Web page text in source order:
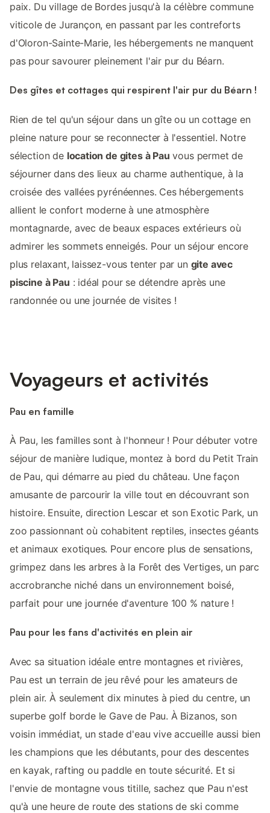
paix. Du village de Bordes jusqu'à la célèbre commune
viticole de Jurançon, en passant par les contreforts
d'Oloron-Sainte-Marie, les hébergements ne manquent
pas pour savourer pleinement l'air pur du Béarn.
Des gîtes et cottages qui respirent l'air pur du Béarn !
Rien de tel qu'un séjour dans un gîte ou un cottage en
pleine nature pour se reconnecter à l'essentiel. Notre
sélection de location de gites à Pau vous permet de
séjourner dans des lieux au charme authentique, à la
croisée des vallées pyrénéennes. Ces hébergements
allient le confort moderne à une atmosphère
montagnarde, avec de beaux espaces extérieurs où
admirer les sommets enneigés. Pour un séjour encore
plus relaxant, laissez-vous tenter par un gite avec
piscine à Pau : idéal pour se détendre après une
randonnée ou une journée de visites !
Voyageurs et activités
Pau en famille
À Pau, les familles sont à l'honneur ! Pour débuter votre
séjour de manière ludique, montez à bord du Petit Train
de Pau, qui démarre au pied du château. Une façon
amusante de parcourir la ville tout en découvrant son
histoire. Ensuite, direction Lescar et son Exotic Park, un
zoo passionnant où cohabitent reptiles, insectes géants
et animaux exotiques. Pour encore plus de sensations,
grimpez dans les arbres à la Forêt des Vertiges, un parc
accrobranche niché dans un environnement boisé,
parfait pour une journée d'aventure 100 % nature !
Pau pour les fans d'activités en plein air
Avec sa situation idéale entre montagnes et rivières,
Pau est un terrain de jeu rêvé pour les amateurs de
plein air. À seulement dix minutes à pied du centre, un
superbe golf borde le Gave de Pau. À Bizanos, son
voisin immédiat, un stade d'eau vive accueille aussi bien
les champions que les débutants, pour des descentes
en kayak, rafting ou paddle en toute sécurité. Et si
l'envie de montagne vous titille, sachez que Pau n'est
qu'à une heure de route des stations de ski comme